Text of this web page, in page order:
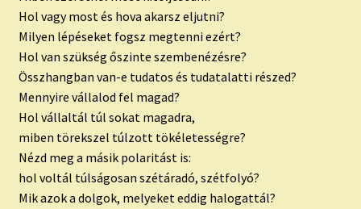
Hol vagy most és hova akarsz eljutni?
Milyen lépéseket fogsz megtenni ezért?
Hol van szükség őszinte szembenézésre?
Összhangban van-e tudatos és tudatalatti részed?
Mennyire vállalod fel magad?
Hol vállaltál túl sokat magadra,
miben törekszel túlzott tökéletességre?
Nézd meg a másik polaritást is:
hol voltál túlságosan szétáradó, szétfolyó?
Mik azok a dolgok, melyeket eddig halogattál?